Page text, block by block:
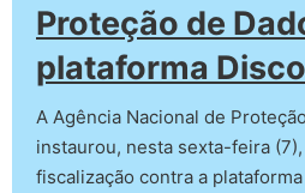
Proteção de
plataforma
A Agência Nacional de
instaurou, nesta sexta-feira
fiscalização contra a